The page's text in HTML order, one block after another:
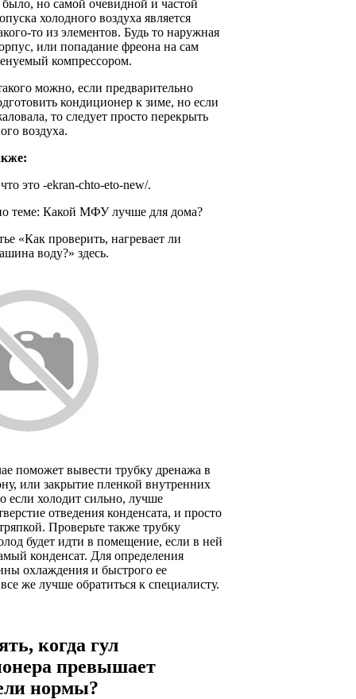
но самой очевидной и частой
холодного воздуха является
то из элементов. Будь то наружная
или попадание фреона на сам
компрессором.
можно, если предварительно
кондиционер к зиме, но если
то следует просто перекрыть
воздуха.
это -ekran-chto-eto-new/.
теме: Какой МФУ лучше для дома?
«Как проверить, нагревает ли
воду?» здесь.
поможет вывести трубку дренажа в
или закрытие пленкой внутренних
если холодит сильно, лучше
отведения конденсата, и просто
Проверьте также трубку
будет идти в помещение, если в ней
конденсат. Для определения
охлаждения и быстрого ее
же лучше обратиться к специалисту.
когда гул
превышает
нормы?